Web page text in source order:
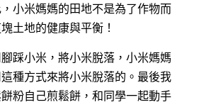
小米媽媽的田地不是為了作物而
土地的健康與平衡！
踩小米，將小米脫落，小米媽媽
種方式來將小米脫落的。最後我
粉自己煎鬆餅，和同學一起動手